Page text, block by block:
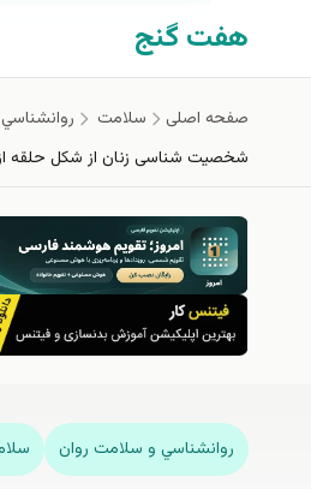
گنج
سلامت
روانشناسي و سلامت روان
شناسی زنان از شکل حلقه ازدواج شان !
و سلامت روان سلامت